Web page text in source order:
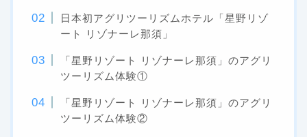
日本初アグリツーリズムホテル「星野リゾ
ート リゾナーレ那須」
「星野リゾート リゾナーレ那須」のアグリ
ツーリズム体験①
「星野リゾート リゾナーレ那須」のアグリ
ツーリズム体験②